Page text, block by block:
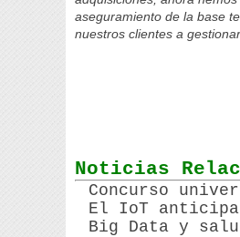
aseguramiento de la base
nuestros clientes a
Noticias
Concurso
El IoT anticipa
Big Data y